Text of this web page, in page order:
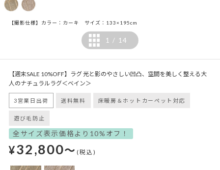
【撮影仕様】カラー：カーキ サイズ：133×195cm
1 / 14
【週末SALE 10%OFF】ラグ 光と影のやさしい凹凸、空間を美しく整える大
人のナチュラルラグ＜ベイン＞
3営業日出荷 送料無料 床暖房＆ホットカーペット対応
遊び毛防止
全サイズ表示価格より10%オフ！
¥32,800～ (税込)